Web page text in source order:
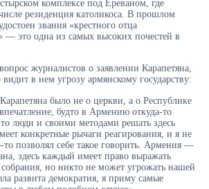
комплексе под Ереваном, где
резиденция католикоса. В прошлом
звания «крестного отца
— это одна из самых высоких почестей в
журналистов о заявлении Карапетяна,
в нем угрозу армянскому государству:
было не о церкви, а о Республике
будто в Армению откуда-то
люди и своими методами решать здесь
конкретные рычаги реагирования, и я не
позволял себе такое говорить. Армения —
здесь каждый имеет право выражать
но никто не может угрожать нашей
развита демократия, я приму самые